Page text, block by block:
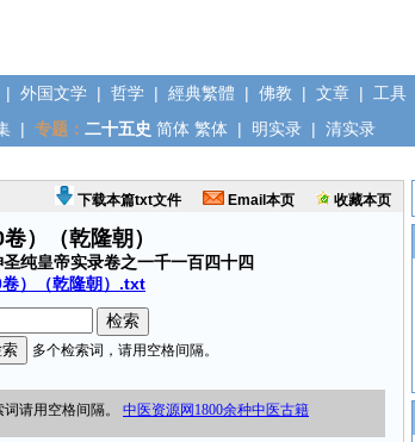
| 外国文学 | 哲学 | 經典繁體 | 佛教 | 文章 | 工具
| 专题： 二十五史 简体 繁体 | 明实录 | 清实录
下载本篇txt文件 Email本页 收藏本页
）（乾隆朝）
纯皇帝实录卷之一千一百四十四
）（乾隆朝）.txt